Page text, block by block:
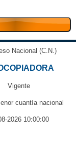
Nacional (C.N.)
Vigente
cuantía nacional
2026 10:00:00